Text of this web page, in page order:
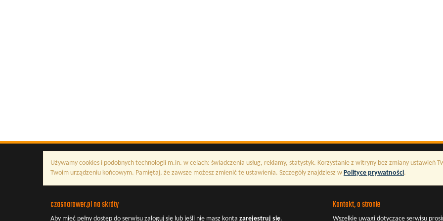
Używamy cookies i podobnych technologii m.in. w celach: świadczenia usług, reklamy, statystyk. Korzystanie z witryny bez zmiany ustawień
Twoim urządzeniu końcowym. Pamiętaj, że zawsze możesz zmienić te ustawienia. Szczegóły znajdziesz w Polityce prywatności.
czasnarower.pl na skróty
Aby mieć pełny dostęp do serwisu zaloguj się lub jeśli nie masz konta zarejestruj się.
Kontakt, o stronie
Wszelkie uwagi dotyczące serwisu